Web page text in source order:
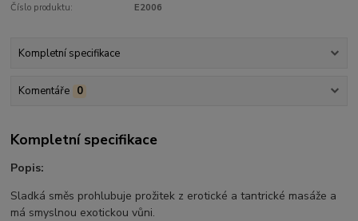
Číslo produktu: E2006
Kompletní specifikace
Komentáře 0
Kompletní specifikace
Popis:
Sladká směs prohlubuje prožitek z erotické a tantrické masáže a
má smyslnou exotickou vůni.